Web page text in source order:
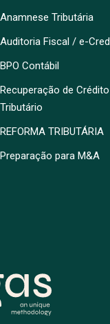
Anamnese Tributária
Auditoria Fiscal / e-
BPO Contábil
Recuperação de Crédito
Tributário
REFORMA TRIBUTÁRIA
Preparação para M&A